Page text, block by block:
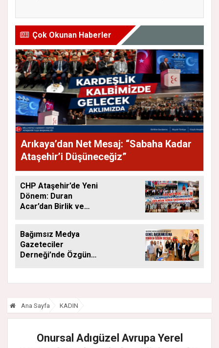
Çok Okunan Haberler
Arıkaya’dan Net Mesaj: “Sabaha Kadar
Ataşehir’i Düşüneceğiz”
CHP Ataşehir’de Yeni
Dönem: Duran
Acar’dan Birlik ve
Bağımsız Medya
Gazeteciler
Derneği’nde Özgün
Ana Sayfa KADIN
Onursal Adıgüzel Avrupa Yerel